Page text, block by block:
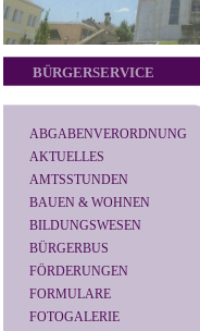
BÜRGERSERVICE
ABGABENVERORDNUNG
AKTUELLES
AMTSSTUNDEN
BAUEN & WOHNEN
BILDUNGSWESEN
BÜRGERBUS
FÖRDERUNGEN
FORMULARE
FOTOGALERIE